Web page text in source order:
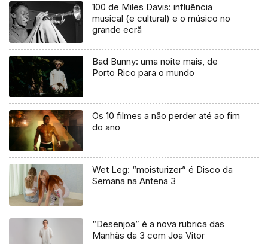
100 de Miles Davis: influência
musical (e cultural) e o músico no
grande ecrã
Bad Bunny: uma noite mais, de
Porto Rico para o mundo
Os 10 filmes a não perder até ao fim
do ano
Wet Leg: “moisturizer” é Disco da
Semana na Antena 3
“Desenjoa” é a nova rubrica das
Manhãs da 3 com Joa Vitor